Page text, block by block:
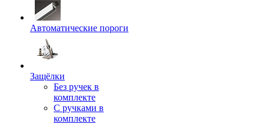
Автоматические пороги
Защёлки
Без ручек в
комплекте
С ручками в
комплекте